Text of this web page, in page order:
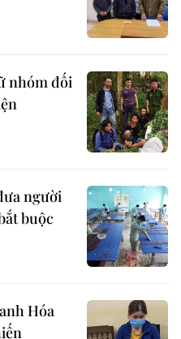
nhóm đối
người
buộc
Hóa